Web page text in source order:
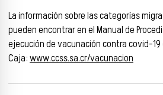
La información sobre las categorías
pueden encontrar en el Manual de
ejecución de vacunación contra covid-
Caja:www.ccss.sa.cr/vacunacion